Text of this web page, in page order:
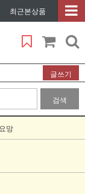
최근본상품
글쓰기
검색
망